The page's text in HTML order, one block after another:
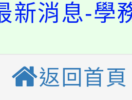
游泳池舉行。
收入戶享有免
惠，詳情可洽有
教育及科技中
增能研習
造教育及科技
研習
生活教案入校路
新消息-學
返回首頁